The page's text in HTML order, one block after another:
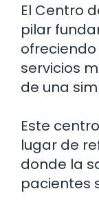
El Centro
pilar
servicios
de una
Este
lugar de
donde la
pacientes